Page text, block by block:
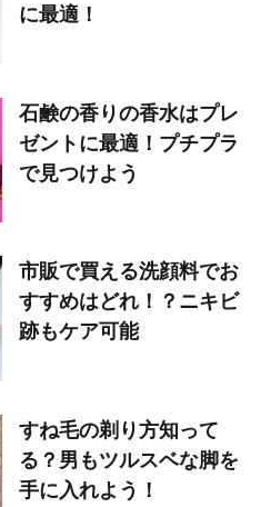
に最適！
石鹸の香りの香水はプレ
ゼントに最適！プチプラ
で見つけよう
市販で買える洗顔料でお
すすめはどれ！？ニキビ
跡もケア可能
すね毛の剃り方知って
る？男もツルスベな脚を
手に入れよう！